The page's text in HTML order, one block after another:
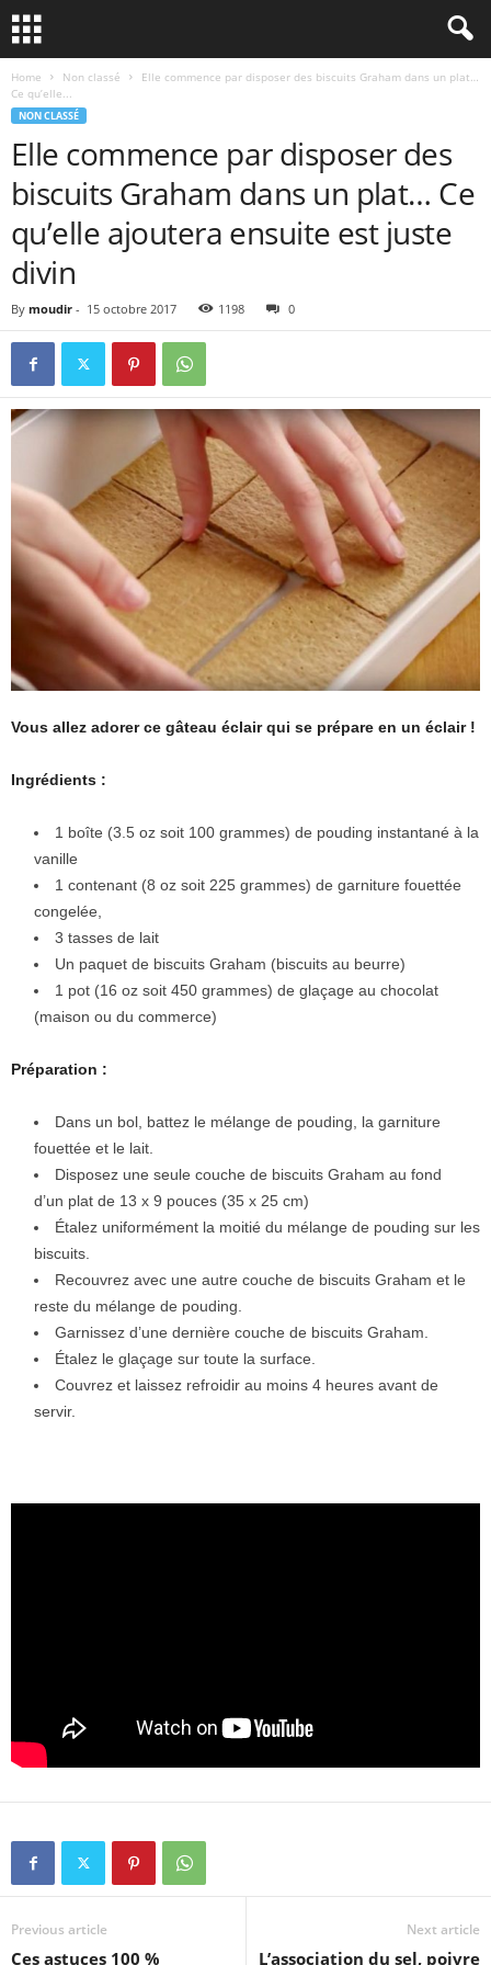
Home Non classé
Elle commence par disposer des biscuits Graham dans un plat…
Ce qu’elle...
NON CLASSÉ
Elle commence par disposer des
biscuits Graham dans un plat… Ce
qu’elle ajoutera ensuite est juste
divin
By moudir - 15 octobre 2017 1198 0
Vous allez adorer ce gâteau éclair qui se prépare en un éclair !
Ingrédients :
1 boîte (3.5 oz soit 100 grammes) de pouding instantané à la
vanille
1 contenant (8 oz soit 225 grammes) de garniture fouettée
congelée,
3 tasses de lait
Un paquet de biscuits Graham (biscuits au beurre)
1 pot (16 oz soit 450 grammes) de glaçage au chocolat
(maison ou du commerce)
Préparation :
Dans un bol, battez le mélange de pouding, la garniture
fouettée et le lait.
Disposez une seule couche de biscuits Graham au fond
d’un plat de 13 x 9 pouces (35 x 25 cm)
Étalez uniformément la moitié du mélange de pouding sur les
biscuits.
Recouvrez avec une autre couche de biscuits Graham et le
reste du mélange de pouding.
Garnissez d’une dernière couche de biscuits Graham.
Étalez le glaçage sur toute la surface.
Couvrez et laissez refroidir au moins 4 heures avant de
servir.
Previous article
Ces astuces 100 %
Next article
L’association du sel, poivre